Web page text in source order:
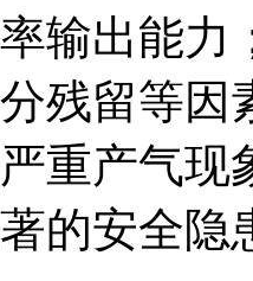
输出能
残留等因
重产气
的安全隐